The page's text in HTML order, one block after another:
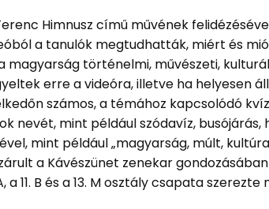
Himnusz című művének
a tanulók megtudhatták, miért és
történelmi, művészeti,
erre a videóra, illetve ha helyesen
számos, a témához kapcsolódó
nevét, mint például szódavíz, busójárás,
mint például „magyarság, múlt,
a Kávészünet zenekar
11. B és a 13. M osztály csapata